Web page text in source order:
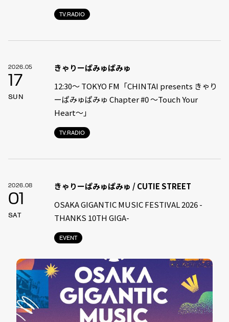
TV.RADIO
2026.05
17
SUN
TV.RADIO
きゃりーぱみゅぱみゅ
12:30〜 TOKYO FM「CHINTAI presents きゃり
ーぱみゅぱみゅ Chapter #0 〜Touch Your
Heart〜」
2026.08
01
SAT
EVENT
きゃりーぱみゅぱみゅ / CUTIE STREET
OSAKA GIGANTIC MUSIC FESTIVAL 2026 -
THANKS 10TH GIGA-